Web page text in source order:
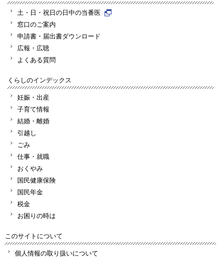
土・日・祝日の日中の当番医
窓口のご案内
申請書・届出書ダウンロード
広報・広聴
よくある質問
くらしのインデックス
妊娠・出産
子育て情報
結婚・離婚
引越し
ごみ
仕事・就職
おくやみ
国民健康保険
国民年金
税金
お困りの時は
このサイトについて
個人情報の取り扱いについて